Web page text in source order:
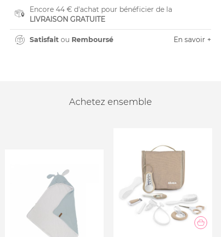
Encore 44 € d'achat pour bénéficier de la
LIVRAISON GRATUITE
Satisfait ou Remboursé En savoir +
Achetez ensemble